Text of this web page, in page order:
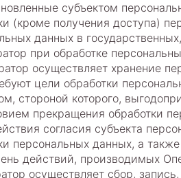
субъектом
(кроме получения доступа)
данных в
при обработке
осуществляет хранение
цели обработки
стороной которого,
прекращения обработки
согласия субъекта
персональных данных, а
действий, производимых
осуществляет сбор,